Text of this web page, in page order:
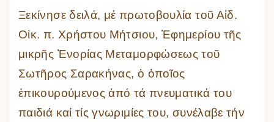
Ξεκίνησε δειλά, μέ πρωτοβουλία τοῦ Αἰδ.
Οἰκ. π. Χρήστου Μήτσιου, Ἐφημερίου τῆς
μικρῆς Ἐνορίας Μεταμορφώσεως τοῦ
Σωτῆρος Σαρακήνας, ὁ ὁποῖος
ἐπικουρούμενος ἀπό τά πνευματικά του
παιδιά καί τίς γνωριμίες του, συνέλαβε τήν